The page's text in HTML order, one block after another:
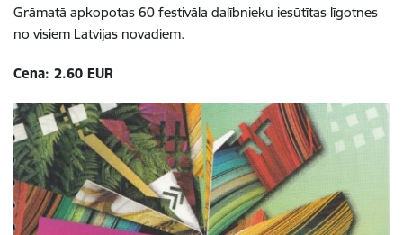
Grāmatā apkopotas 60 festivāla dalībnieku iesūtītas līgotnes
no visiem Latvijas novadiem.
Cena: 2.60 EUR